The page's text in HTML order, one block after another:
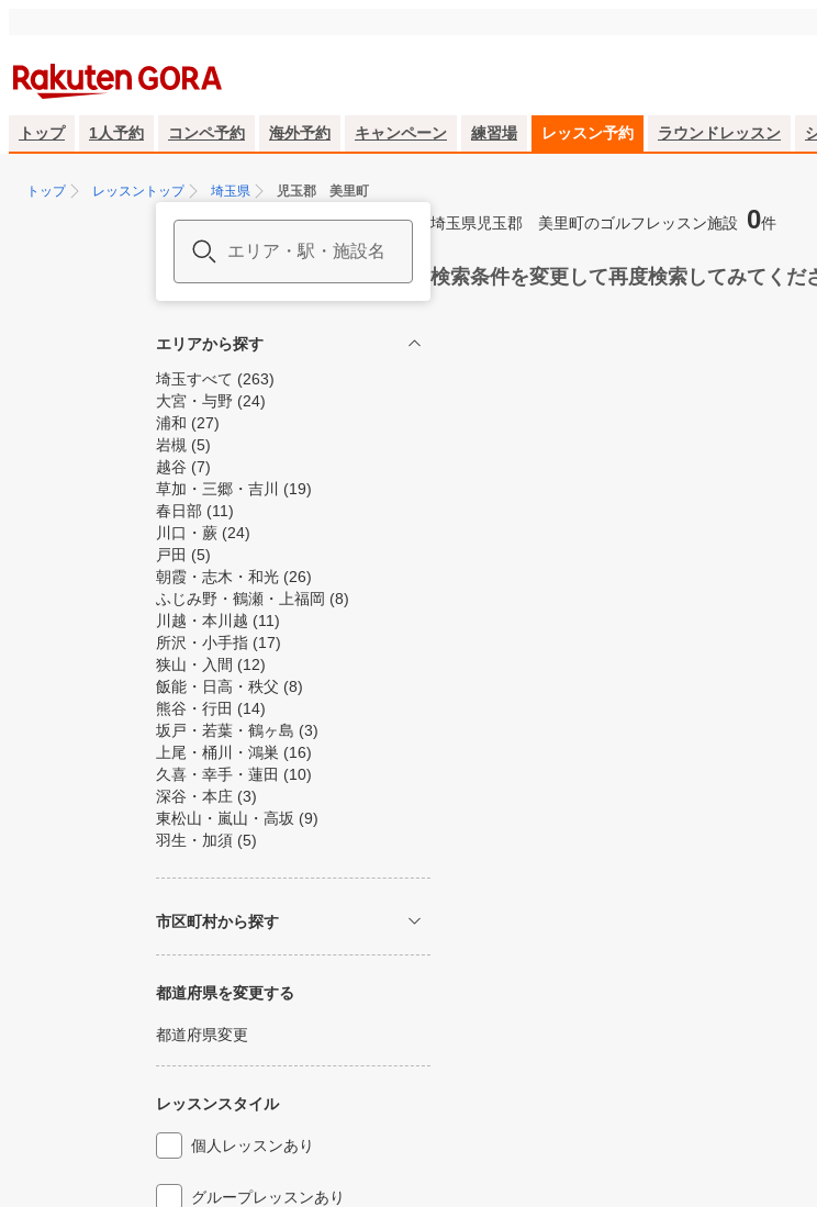
トップ 1人予約 コンペ予約 海外予約 キャンペーン 練習場 レッスン予約 ラウンドレッスン
トップ レッスントップ 埼玉県 児玉郡 美里町
エリアから探す
埼玉すべて (263)
大宮・与野 (24)
浦和 (27)
岩槻 (5)
越谷 (7)
草加・三郷・吉川
(19)
春日部 (11)
川口・蕨 (24)
戸田 (5)
朝霞・志木・和光 (26)
ふじみ野・鶴瀬・上福岡 (8)
川越・本川越 (11)
所沢・小手指 (17)
狭山・入間 (12)
飯能・日高・秩父 (8)
熊谷・行田 (14)
坂戸・若葉・鶴ヶ島 (3)
上尾・桶川・鴻巣 (16)
久喜・幸手・蓮田 (10)
深谷・本庄 (3)
東松山・嵐山・高坂 (9)
羽生・加須 (5)
市区町村から探す
都道府県を変更する
都道府県変更
レッスンスタイル
個人レッスンあり
グループレッスンあり
埼玉県児玉郡 美里町のゴルフレッスン施設 0件
検索条件を変更して再度検索してみてくだ